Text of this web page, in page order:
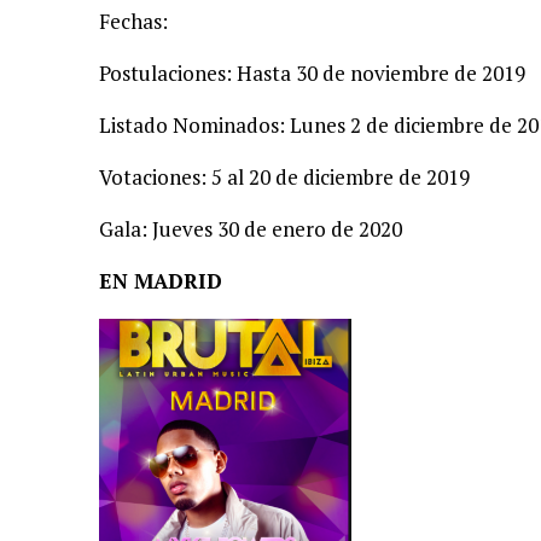
Fechas:
Postulaciones: Hasta 30 de noviembre de 2019
Listado Nominados: Lunes 2 de diciembre de
Votaciones: 5 al 20 de diciembre de 2019
Gala: Jueves 30 de enero de 2020
EN MADRID